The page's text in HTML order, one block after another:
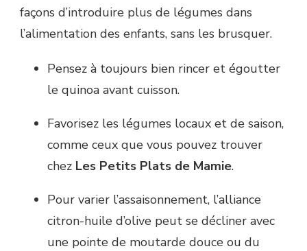
façons d’introduire plus de légumes dans
l’alimentation des enfants, sans les brusquer.
Pensez à toujours bien rincer et égoutter
le quinoa avant cuisson.
Favorisez les légumes locaux et de saison,
comme ceux que vous pouvez trouver
chez Les Petits Plats de Mamie.
Pour varier l’assaisonnement, l’alliance
citron-huile d’olive peut se décliner avec
une pointe de moutarde douce ou du